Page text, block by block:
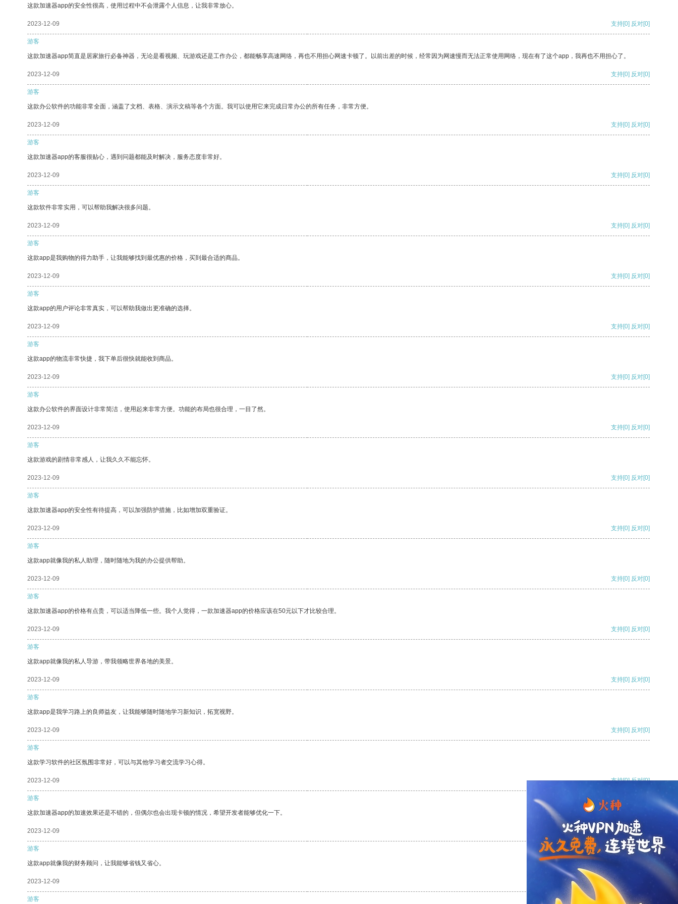
这款加速器app的安全性很高，使用过程中不会泄露个人信息，让我非常放心。
2023-12-09 支持[0] 反对[0]
游客
这款加速器app简直是居家旅行必备神器，无论是看视频、玩游戏还是工作办公，都能畅享高速网络，再也不用担心网速卡顿了。以前出差的时候，经常因为网速慢而无法正常使用网络，现在有了这个app，我再也不用担心了。
2023-12-09 支持[0] 反对[0]
游客
这款办公软件的功能非常全面，涵盖了文档、表格、演示文稿等各个方面。我可以使用它来完成日常办公的所有任务，非常方便。
2023-12-09 支持[0] 反对[0]
游客
这款加速器app的客服很贴心，遇到问题都能及时解决，服务态度非常好。
2023-12-09 支持[0] 反对[0]
游客
这款软件非常实用，可以帮助我解决很多问题。
2023-12-09 支持[0] 反对[0]
游客
这款app是我购物的得力助手，让我能够找到最优惠的价格，买到最合适的商品。
2023-12-09 支持[0] 反对[0]
游客
这款app的用户评论非常真实，可以帮助我做出更准确的选择。
2023-12-09 支持[0] 反对[0]
游客
这款app的物流非常快捷，我下单后很快就能收到商品。
2023-12-09 支持[0] 反对[0]
游客
这款办公软件的界面设计非常简洁，使用起来非常方便。功能的布局也很合理，一目了然。
2023-12-09 支持[0] 反对[0]
游客
这款游戏的剧情非常感人，让我久久不能忘怀。
2023-12-09 支持[0] 反对[0]
游客
这款加速器app的安全性有待提高，可以加强防护措施，比如增加双重验证。
2023-12-09 支持[0] 反对[0]
游客
这款app就像我的私人助理，随时随地为我的办公提供帮助。
2023-12-09 支持[0] 反对[0]
游客
这款加速器app的价格有点贵，可以适当降低一些。我个人觉得，一款加速器app的价格应该在50元以下才比较合理。
2023-12-09 支持[0] 反对[0]
游客
这款app就像我的私人导游，带我领略世界各地的美景。
2023-12-09 支持[0] 反对[0]
游客
这款app是我学习路上的良师益友，让我能够随时随地学习新知识，拓宽视野。
2023-12-09 支持[0] 反对[0]
游客
这款学习软件的社区氛围非常好，可以与其他学习者交流学习心得。
2023-12-09 支持[0] 反对[0]
游客
这款加速器app的加速效果还是不错的，但偶尔也会出现卡顿的情况，希望开发者能够优化一下。
2023-12-09 支持[0] 反对
游客
这款app就像我的财务顾问，让我能够省钱又省心。
2023-12-09 支持
游客